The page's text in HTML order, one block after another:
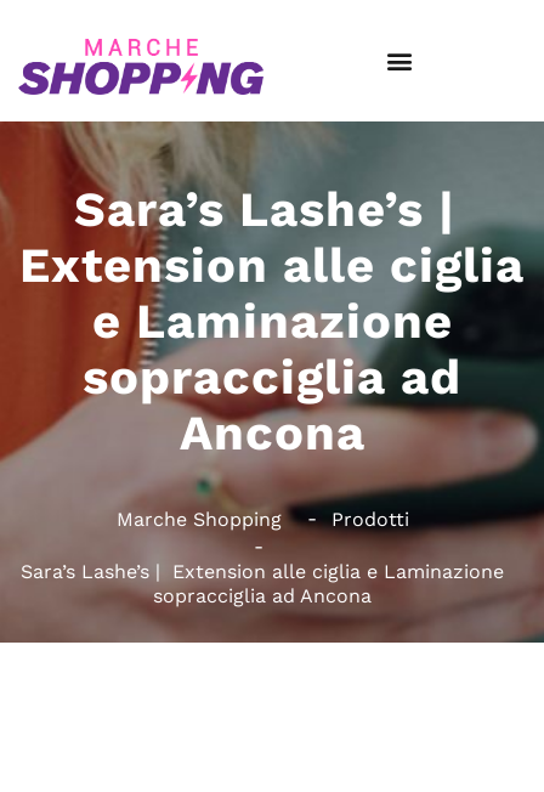
Sara’s Lashe’s |
Extension alle ciglia
e Laminazione
sopracciglia ad
Ancona
Marche Shopping Prodotti
Sara’s Lashe’s | Extension alle ciglia e Laminazione
sopracciglia ad Ancona